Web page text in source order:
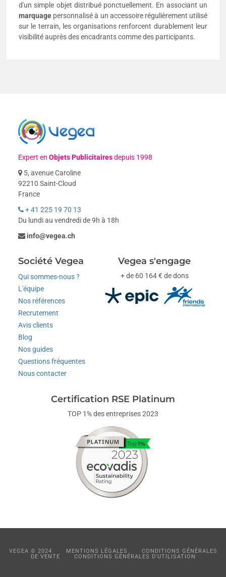
d'un simple objet distribué ponctuellement. En associant un
marquage personnalisé à un accessoire régulièrement utilisé
sur le terrain, les organisations renforcent durablement leur
visibilité auprès des encadrants comme des participants.
Expert enObjets Publicitairesdepuis 1998
5, avenue Caroline
92210 Saint-Cloud
France
+ 41 225 19 70 13
Du lundi au vendredi de 9h à 18h
info@vegea.ch
Société Vegea
Qui sommes-nous ?
L'équipe
Nos références
Recrutement
Avis clients
Blog
Nos guides
Questions fréquentes
Nous contacter
Vegea s'engage
+ de 60 164 € de dons
Certification RSE Platinum
TOP 1% des entreprises 2023
VEGEA © 2024 MENTIONS LÉGALES
CONDITIONS GÉNÉRALES
DE VENTE
CONDITIONS GÉNÉRALES D'UTILISATION